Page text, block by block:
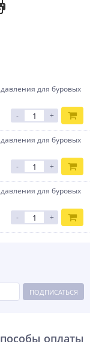
для буровых
- +
для буровых
- +
для буровых
- +
ПОДПИСАТЬСЯ
оплаты